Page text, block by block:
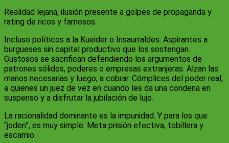
Realidad lejana, ilusión presente a golpes de propaganda y
rating de ricos y famosos.
Incluso políticos a la Kueider o Insaurraldes. Aspirantes a
burgueses sin capital productivo que los sostengan.
Gustosos se sacrifican defendiendo los argumentos de
patrones sólidos, poderes o empresas extranjeras. Alzan las
manos necesarias y luego, a cobrar. Cómplices del poder real,
a quienes un juez de vez en cuando les da una condena en
suspenso y a disfrutar la jubilación de lujo.
La racionalidad dominante es la impunidad. Y para los que
“joden”, es muy simple: Meta prisión efectiva, tobillera y
escarnio.